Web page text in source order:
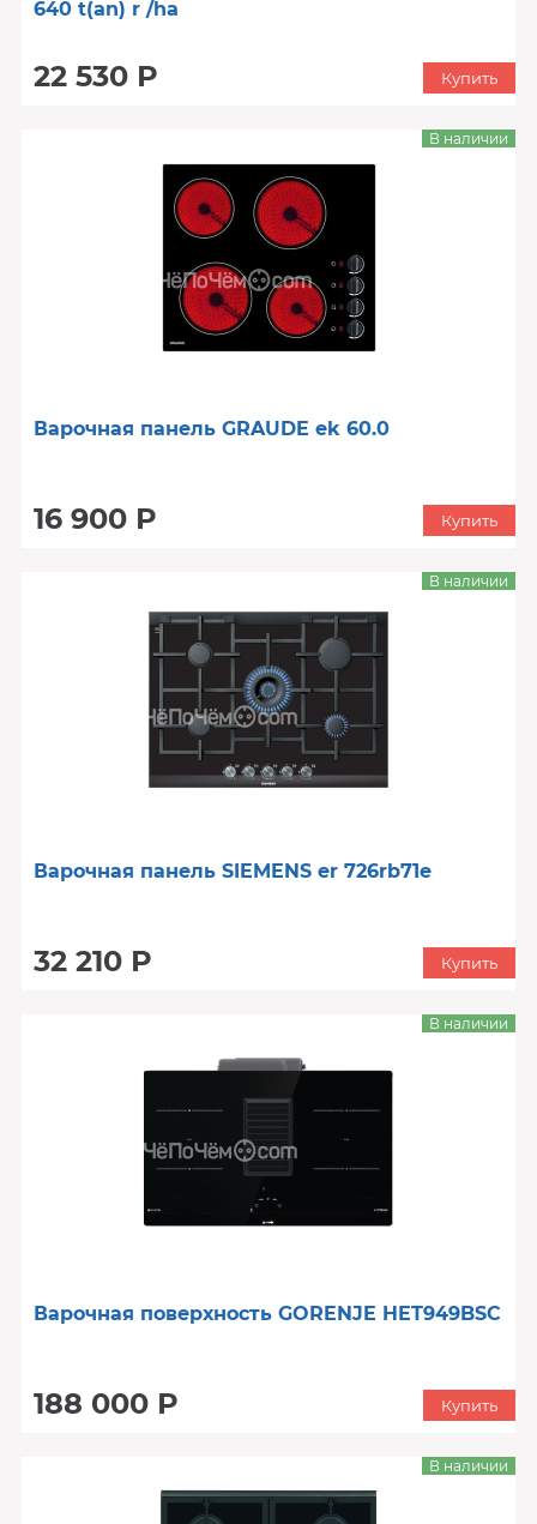
640 t(an) r /ha
22 530 Р Купить
Варочная панель GRAUDE ek 60.0
16 900 Р
В наличии
Купить
Варочная панель SIEMENS er 726rb71e
32 210 Р
В наличии
Купить
Варочная поверхность GORENJE HET949BSC
188 000 Р
В наличии
Купить
В наличии